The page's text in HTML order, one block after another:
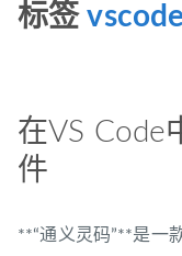
标签
在VS Code
件
**“通义灵码”**是一